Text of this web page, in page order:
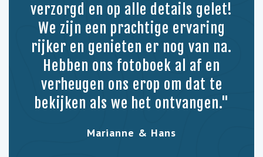
verzorgd en op alle details gelet!
We zijn een prachtige ervaring
rijker en genieten er nog van na.
Hebben ons fotoboek al af en
verheugen ons erop om dat te
bekijken als we het ontvangen."
Marianne & Hans